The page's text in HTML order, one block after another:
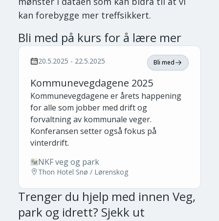
kan forebygge mer treffsikkert.
Bli med på kurs for å lære mer
20.5.2025 - 22.5.2025 Bli med
Kommunevegdagene 2025
Kommunevegdagene er årets happening
for alle som jobber med drift og
forvaltning av kommunale veger.
Konferansen setter også fokus på
vinterdrift.
NKF veg og park
Thon Hotel Snø / Lørenskog
Trenger du hjelp med innen Veg,
park og idrett? Sjekk ut